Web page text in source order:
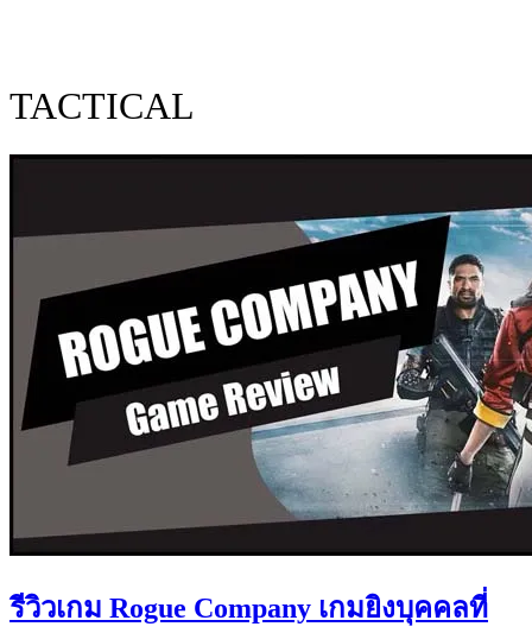
TACTICAL
รีวิวเกม Rogue Company เกมยิงบุคคลที่